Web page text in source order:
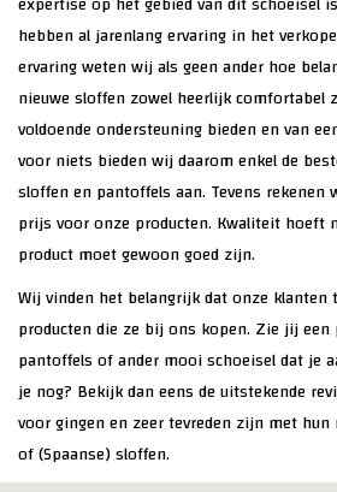
hebben al jarenlang ervaring in het
ervaring weten wij als geen ander hoe
nieuwe sloffen zowel heerlijk comfortabel
voldoende ondersteuning bieden en van
voor niets bieden wij daarom enkel de
sloffen en pantoffels aan. Tevens rekenen
prijs voor onze producten. Kwaliteit hoeft
product moet gewoon goed zijn.
Wij vinden het belangrijk dat onze klanten
producten die ze bij ons kopen. Zie jij een
pantoffels of ander mooi schoeisel dat je
je nog? Bekijk dan eens de uitstekende
voor gingen en zeer tevreden zijn met
of (Spaanse) sloffen.